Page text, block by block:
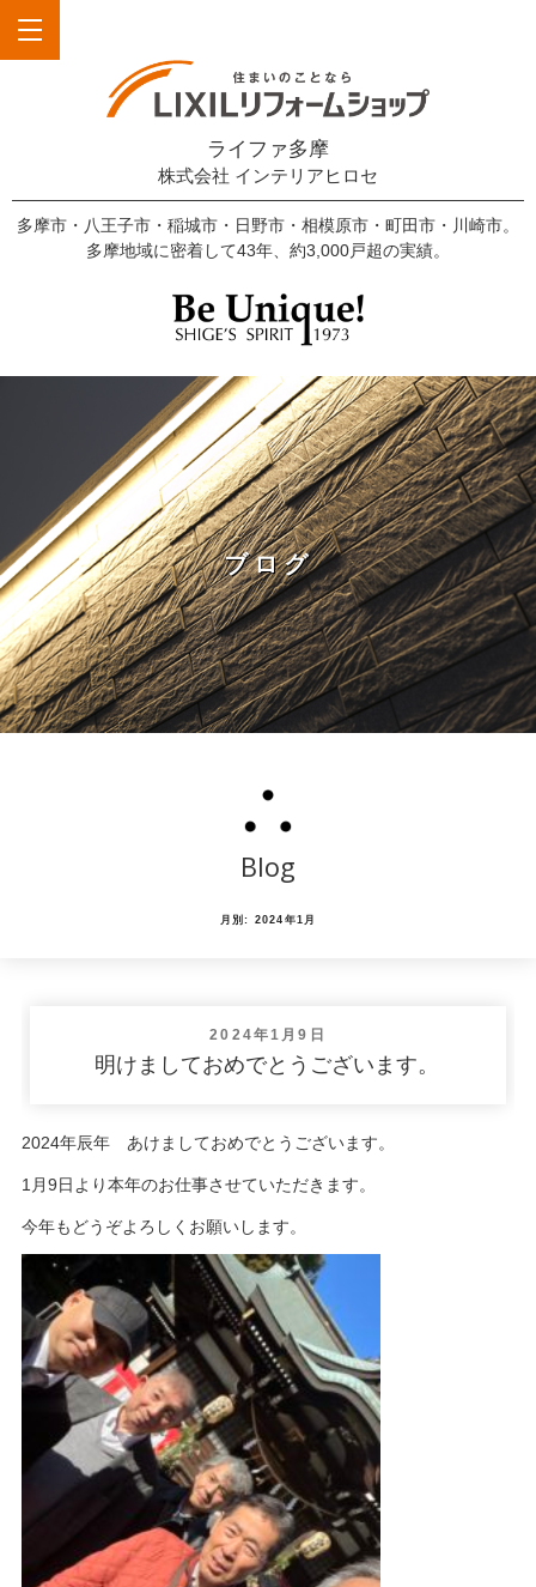
ライファ多摩
株式会社 インテリアヒロセ
多摩市・八王子市・稲城市・日野市・相模原市・町田市・川崎市。
多摩地域に密着して43年、約3,000戸超の実績。
ブログ
Blog
月別: 2024年1月
投
稿
日:
2024年1月9日
明けましておめでとうございます。
2024年辰年 あけましておめでとうございます。
1月9日より本年のお仕事させていただきます。
今年もどうぞよろしくお願いします。